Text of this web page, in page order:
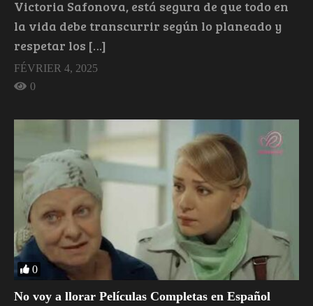
Victoria Safonova, está segura de que todo en
la vida debe transcurrir según lo planeado y
respetar los […]
FÉVRIER 4, 2025
0
0
No voy a llorar Películas Completas en Español